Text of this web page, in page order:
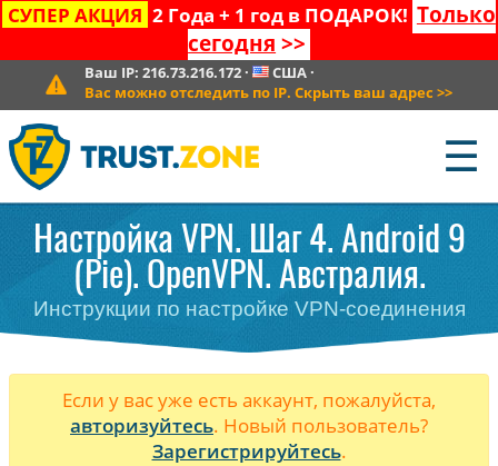
СУПЕР АКЦИЯ 2 Года + 1 год в ПОДАРОК! Только
сегодня >>
Ваш IP: 216.73.216.172· США·
Вас можно отследить по IP. Скрыть ваш адрес >>
☰
Настройка VPN. Шаг 4. Android 9
(Pie). OpenVPN. Австралия.
Инструкции по настройке VPN-соединения
Если у вас уже есть аккаунт, пожалуйста,
авторизуйтесь. Новый пользователь?
Зарегистрируйтесь.